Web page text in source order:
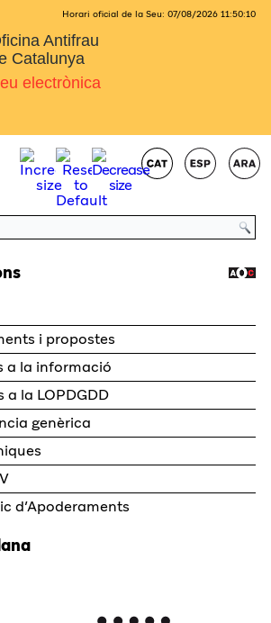
Horari oficial de la Seu: 07/08/2026 11:50:10
Antifrau
Catalunya
electrònica
i propostes
a la informació
la LOPDGDD
genèrica
d’Apoderaments